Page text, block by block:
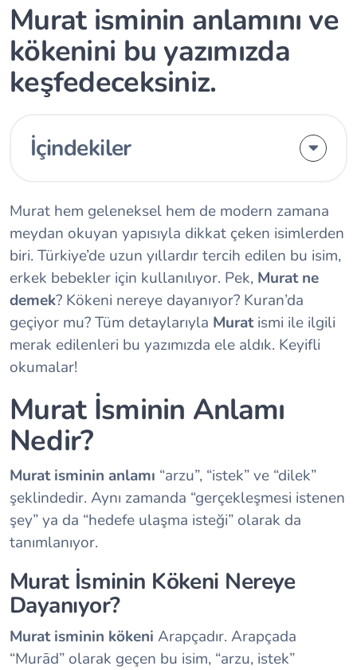
Murat isminin anlamını ve
kökenini bu yazımızda
keşfedeceksiniz.
İçindekiler
Murat hem geleneksel hem de modern zamana
meydan okuyan yapısıyla dikkat çeken isimlerden
biri. Türkiye’de uzun yıllardır tercih edilen bu isim,
erkek bebekler için kullanılıyor. Pek, Murat ne
demek? Kökeni nereye dayanıyor? Kuran’da
geçiyor mu? Tüm detaylarıyla Muratismi ile ilgili
merak edilenleri bu yazımızda ele aldık. Keyifli
okumalar!
Murat İsminin Anlamı
Nedir?
Murat isminin anlamı “arzu”, “istek” ve “dilek”
şeklindedir. Aynı zamanda “gerçekleşmesi istenen
şey” ya da “hedefe ulaşma isteği” olarak da
tanımlanıyor.
Murat İsminin Kökeni Nereye
Dayanıyor?
Murat isminin kökeni Arapçadır. Arapçada
“Murād” olarak geçen bu isim, “arzu, istek”